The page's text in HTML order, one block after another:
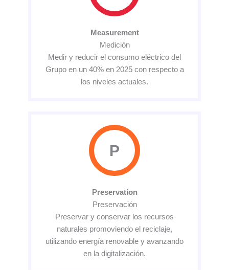
Measurement
Medición
Medir y reducir el consumo eléctrico del
Grupo en un 40% en 2025 con respecto a
los niveles actuales.
P
Preservation
Preservación
Preservar y conservar los recursos
naturales promoviendo el reciclaje,
utilizando energía renovable y avanzando
en la digitalización.